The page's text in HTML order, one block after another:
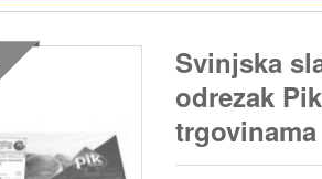
Svinjska
odrezak
trgovinama